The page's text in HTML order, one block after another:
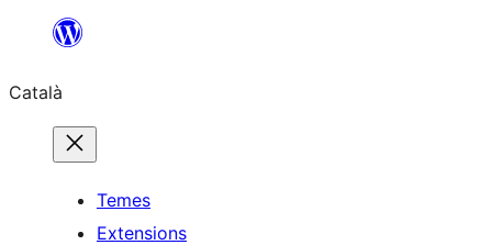
contingut
Català
Temes
Extensions